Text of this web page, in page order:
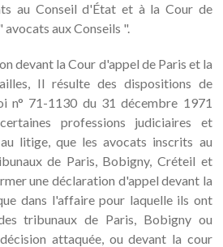
au Conseil d'État et à la Cour de
aux Conseils ".
devant la Cour d'appel de Paris et la
Il résulte des dispositions de
n° 71-1130 du 31 décembre 1971
professions judiciaires et
litige, que les avocats inscrits au
de Paris, Bobigny, Créteil et
une déclaration d'appel devant la
dans l'affaire pour laquelle ils ont
tribunaux de Paris, Bobigny ou
attaquée, ou devant la cour